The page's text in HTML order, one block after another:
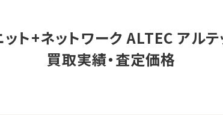
ト+ネットワーク ALTEC アル
買取実績・査定価格